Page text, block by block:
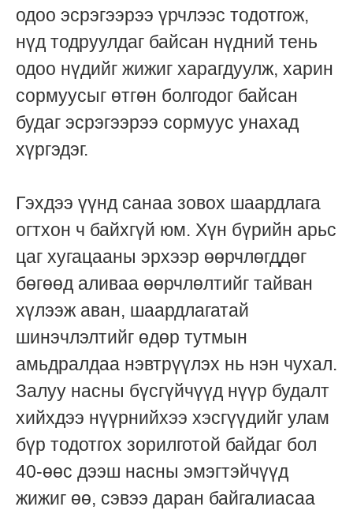
одоо эсрэгээрээ үрчлээс тодотгож,
нүд тодруулдаг байсан нүдний тень
одоо нүдийг жижиг харагдуулж, харин
сормуусыг өтгөн болгодог байсан
будаг эсрэгээрээ сормуус унахад
хүргэдэг.
Гэхдээ үүнд санаа зовох шаардлага
огтхон ч байхгүй юм. Хүн бүрийн арьс
цаг хугацааны эрхээр өөрчлөгддөг
бөгөөд аливаа өөрчлөлтийг тайван
хүлээж аван, шаардлагатай
шинэчлэлтийг өдөр тутмын
амьдралдаа нэвтрүүлэх нь нэн чухал.
Залуу насны бүсгүйчүүд нүүр будалт
хийхдээ нүүрнийхээ хэсгүүдийг улам
бүр тодотгох зорилготой байдаг бол
40-өөс дээш насны эмэгтэйчүүд
жижиг өө, сэвээ даран байгалиасаа